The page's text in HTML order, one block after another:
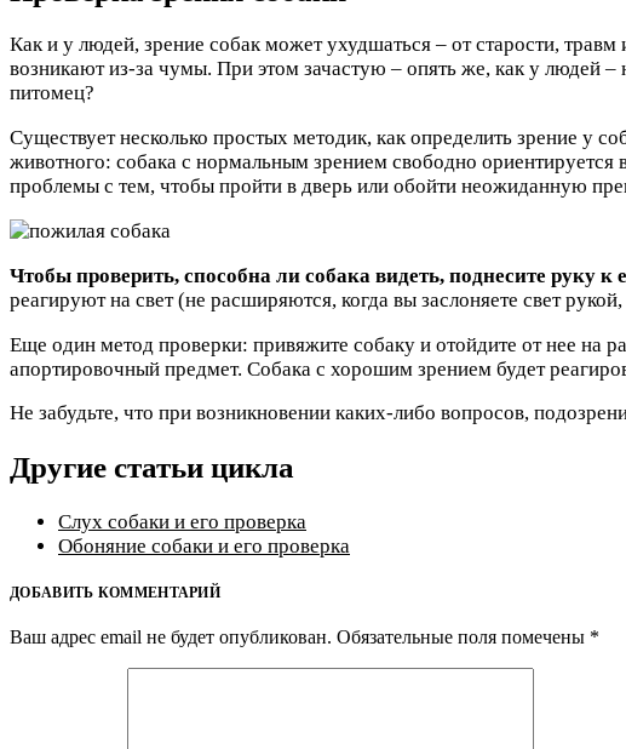
Как и у людей, зрение собак может ухудшаться – от старости,
возникают из-за чумы. При этом зачастую – опять же, как у людей –
питомец?
Существует несколько простых методик, как определить зрение у
животного: собака с нормальным зрением свободно
проблемы с тем, чтобы пройти в дверь или обойти неожиданную
Чтобы проверить, способна ли собака видеть, поднесите руку
реагируют на свет (не расширяются, когда вы заслоняете свет
Еще один метод проверки: привяжите собаку и отойдите от нее на
апортировочный предмет. Собака с хорошим зрением будет
Не забудьте, что при возникновении каких-либо вопросов,
Другие статьи цикла
Слух собаки и его проверка
Обоняние собаки и его проверка
ДОБАВИТЬ КОММЕНТАРИЙ
Ваш адрес email не будет опубликован. Обязательные поля помечены *